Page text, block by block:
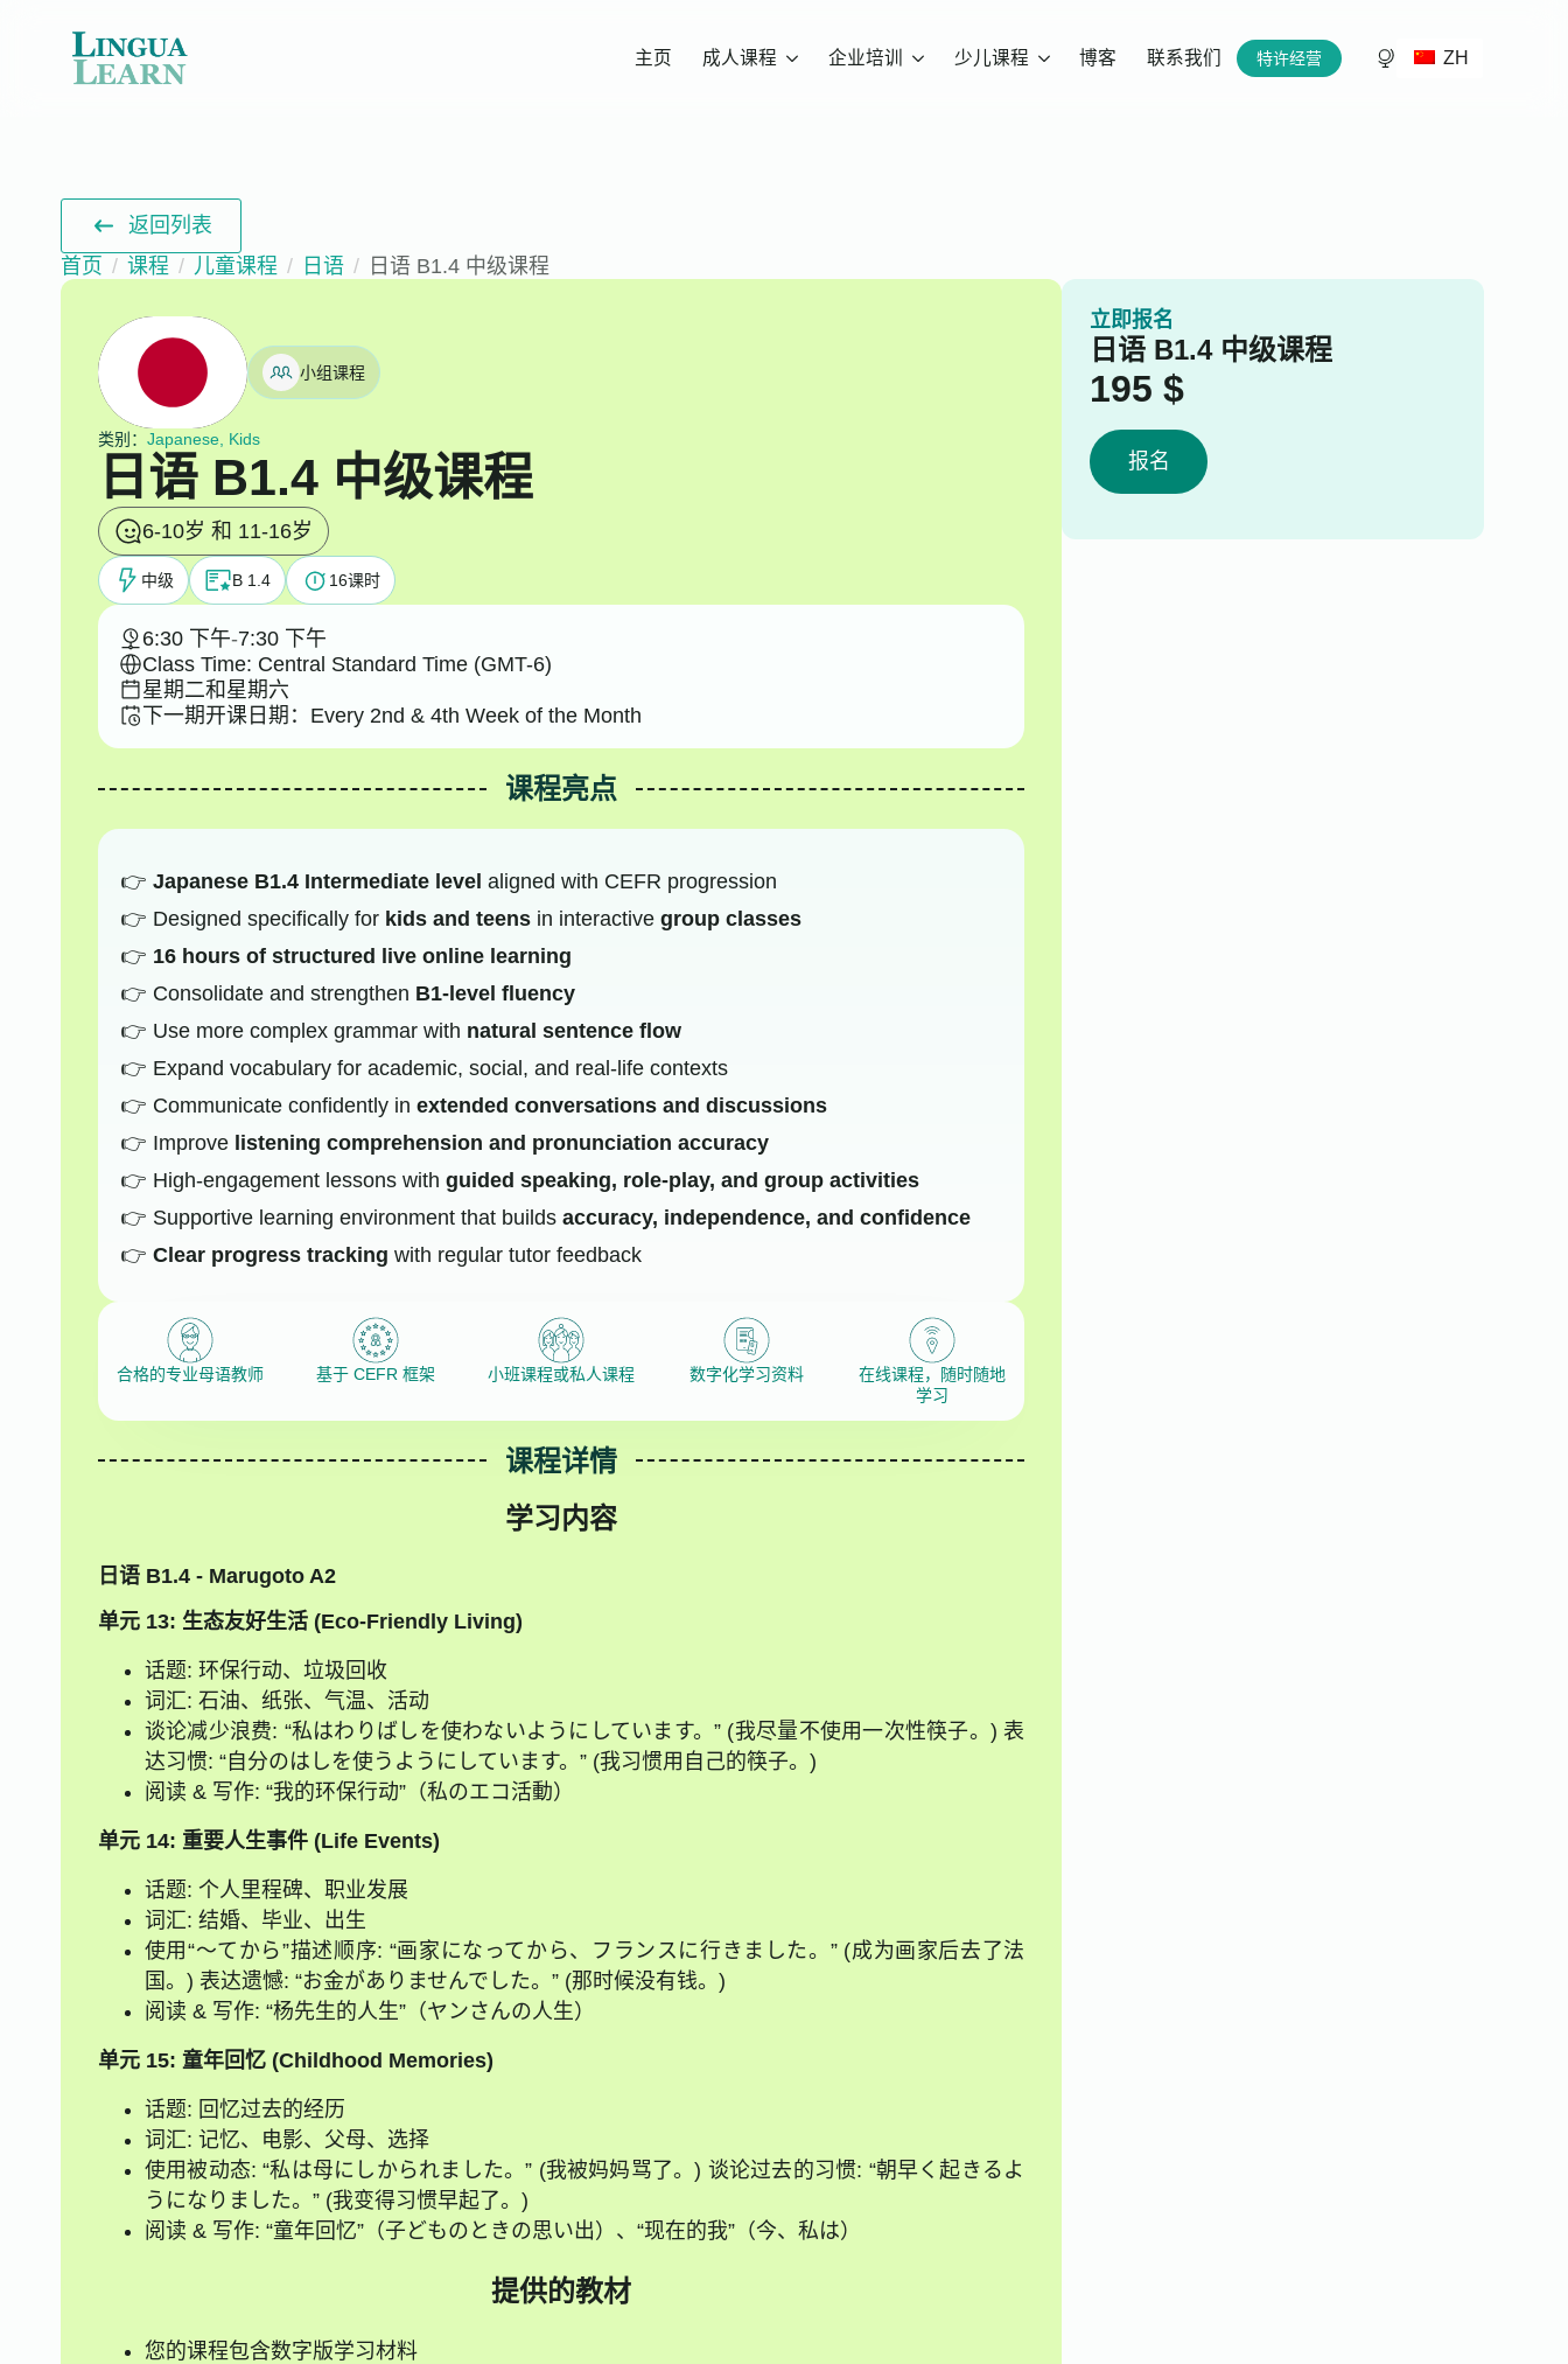
主页 成人课程 企业培训 少儿课程 博客 联系我们 特许经营 ZH
返回列表
首页
课程 儿童课程 日语 日语 B1.4 中级课程
小组课程
类别： Japanese, Kids
日语 B1.4 中级课程
6-10岁 和 11-16岁
中级 B 1.4 16课时
6:30 下午-7:30 下午
Class Time: Central Standard Time (GMT-6)
星期二和星期六
下一期开课日期： Every 2nd & 4th Week of the Month
课程亮点
Japanese B1.4 Intermediate level aligned with CEFR progression
Designed specifically for kids and teensin interactive group classes
16 hours of structured live online learning
Consolidate and strengthen B1-level fluency
Use more complex grammar with natural sentence flow
Expand vocabulary for academic, social, and real-life contexts
Communicate confidently in extended conversations and discussions
Improve listening comprehension and pronunciation accuracy
High-engagement lessons with guided speaking, role-play, and group activities
Supportive learning environment that builds accuracy, independence, and confidence
Clear progress tracking with regular tutor feedback
合格的专业母语教师 基于 CEFR 框架 小班课程或私人课程 数字化学习资料
在线课程，随时随地
学习
课程详情
学习内容
日语 B1.4 - Marugoto A2
单元 13: 生态友好生活 (Eco-Friendly Living)
话题: 环保行动、垃圾回收
词汇: 石油、纸张、气温、活动
谈论减少浪费: “私はわりばしを使わないようにしています。” (我尽量不使用一次性筷子。) 表
达习惯: “自分のはしを使うようにしています。” (我习惯用自己的筷子。)
阅读 & 写作: “我的环保行动”（私のエコ活動）
单元 14: 重要人生事件 (Life Events)
话题: 个人里程碑、职业发展
词汇: 结婚、毕业、出生
使用“～てから”描述顺序: “画家になってから、フランスに行きました。” (成为画家后去了法
国。) 表达遗憾: “お金がありませんでした。” (那时候没有钱。)
阅读 & 写作: “杨先生的人生”（ヤンさんの人生）
单元 15: 童年回忆 (Childhood Memories)
话题: 回忆过去的经历
词汇: 记忆、电影、父母、选择
使用被动态: “私は母にしかられました。” (我被妈妈骂了。) 谈论过去的习惯: “朝早く起きるよ
うになりました。” (我变得习惯早起了。)
阅读 & 写作: “童年回忆”（子どものときの思い出）、“现在的我”（今、私は）
提供的教材
您的课程包含数字版学习材料
立即报名
日语 B1.4 中级课程
195 $
报名